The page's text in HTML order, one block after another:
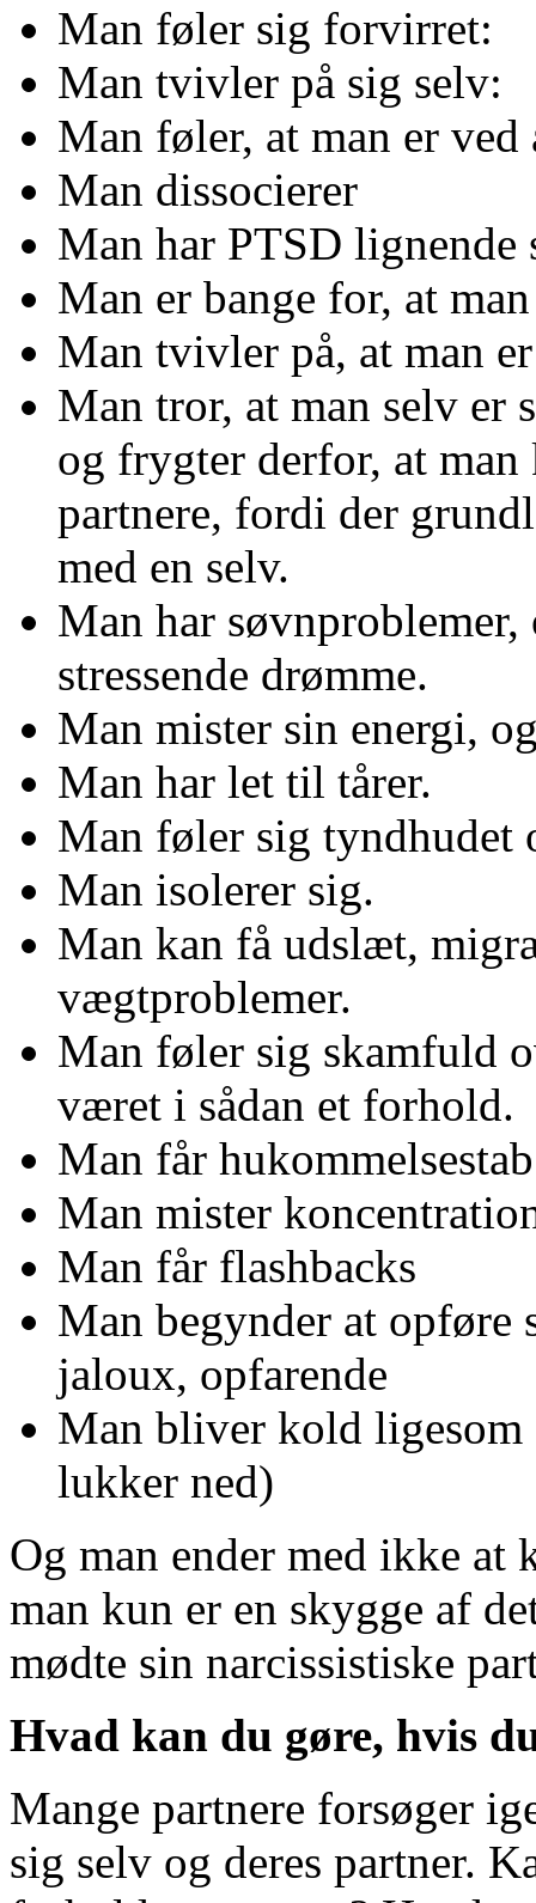
Man føler sig forvirret:
Man tvivler på sig selv:
Man føler, at man er
Man dissocierer
Man har PTSD lignende
Man er bange for, at
Man tvivler på, at man
Man tror, at man selv er
og frygter derfor, at
partnere, fordi der
med en selv.
Man har
stressende drømme.
Man mister sin energi,
Man har let til tårer.
Man føler sig tyndhudet
Man isolerer sig.
Man kan få udslæt,
vægtproblemer.
Man føler sig skamfuld
været i sådan et forhold.
Man får hukommelsestab
Man mister
Man får flashbacks
Man begynder at
jaloux, opfarende
Man bliver kold ligesom
lukker ned)
Og man ender med ikke at
man kun er en skygge af
mødte sin narcissistiske
Hvad kan du gøre, hvis
Mange partnere forsøger
sig selv og deres partner.